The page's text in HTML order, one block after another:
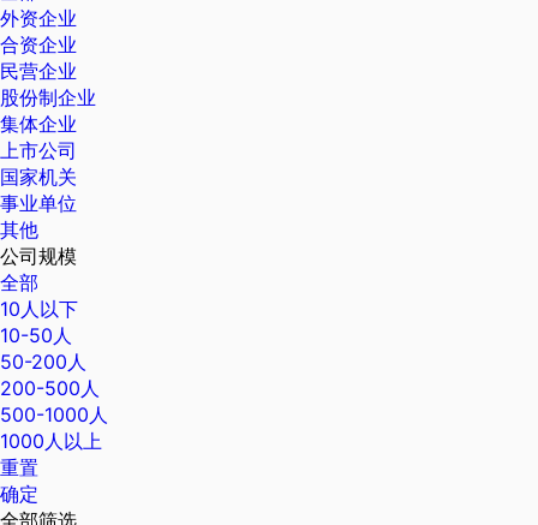
外资企业
合资企业
民营企业
股份制企业
集体企业
上市公司
国家机关
事业单位
其他
公司规模
全部
10人以下
10-50人
50-200人
200-500人
500-1000人
1000人以上
重置
确定
全部筛选